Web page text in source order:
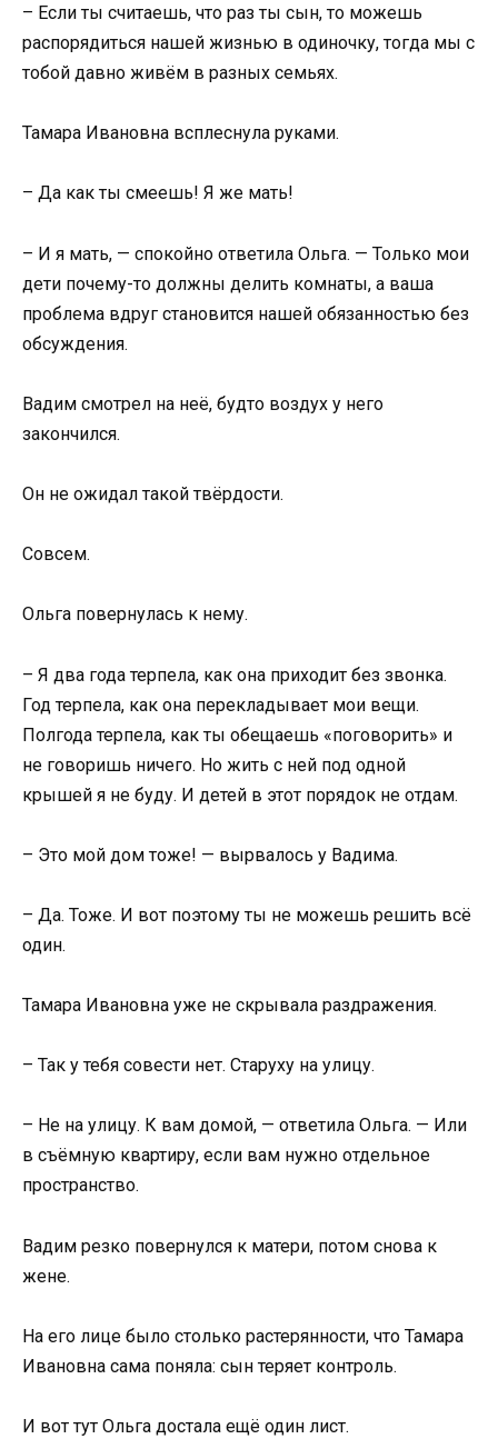
– Если ты считаешь, что раз ты сын, то можешь
распорядиться нашей жизнью в одиночку, тогда мы с
тобой давно живём в разных семьях.
Тамара Ивановна всплеснула руками.
– Да как ты смеешь! Я же мать!
– И я мать, — спокойно ответила Ольга. — Только мои
дети почему-то должны делить комнаты, а ваша
проблема вдруг становится нашей обязанностью без
обсуждения.
Вадим смотрел на неё, будто воздух у него
закончился.
Он не ожидал такой твёрдости.
Совсем.
Ольга повернулась к нему.
– Я два года терпела, как она приходит без звонка.
Год терпела, как она перекладывает мои вещи.
Полгода терпела, как ты обещаешь «поговорить» и
не говоришь ничего. Но жить с ней под одной
крышей я не буду. И детей в этот порядок не отдам.
– Это мой дом тоже! — вырвалось у Вадима.
– Да. Тоже. И вот поэтому ты не можешь решить всё
один.
Тамара Ивановна уже не скрывала раздражения.
– Так у тебя совести нет. Старуху на улицу.
– Не на улицу. К вам домой, — ответила Ольга. — Или
в съёмную квартиру, если вам нужно отдельное
пространство.
Вадим резко повернулся к матери, потом снова к
жене.
На его лице было столько растерянности, что Тамара
Ивановна сама поняла: сын теряет контроль.
И вот тут Ольга достала ещё один лист.